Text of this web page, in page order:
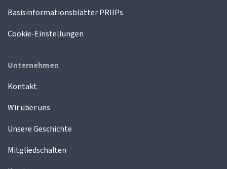
Basisinformationsblätter PRIIPs
Cookie-Einstellungen
Unternehmen
Kontakt
Wir über uns
Unsere Geschichte
Mitgliedschaften